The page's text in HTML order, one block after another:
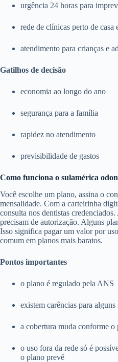
urgência 24 horas para
rede de clínicas perto de casa
atendimento para crianças e
Gatilhos de decisão
economia ao longo do ano
segurança para a família
rapidez no atendimento
previsibilidade de gastos
Como funciona o sulamérica
Você escolhe um plano, assina o
mensalidade. Com a carteirinha
consulta nos dentistas
precisam de autorização. Alguns
Isso significa pagar um valor por
comum em planos mais baratos.
Pontos importantes
o plano é regulado pela ANS
existem carências para alguns
a cobertura muda conforme
o uso fora da rede só é
o plano prevê